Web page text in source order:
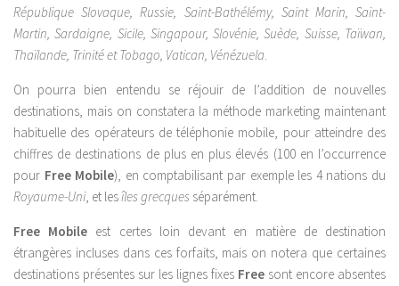
République Slovaque, Russie, Saint-Bathélémy, Saint Marin, Saint-
Martin, Sardaigne, Sicile, Singapour, Slovénie, Suède, Suisse, Taïwan,
Thaïlande, Trinité et Tobago, Vatican, Vénézuela.
On pourra bien entendu se réjouir de l’addition de nouvelles
destinations, mais on constatera la méthode marketing maintenant
habituelle des opérateurs de téléphonie mobile, pour atteindre des
chiffres de destinations de plus en plus élevés (100 en l’occurrence
pour Free Mobile), en comptabilisant par exemple les 4 nations du
Royaume-Uni, et lesîles grecques séparément.
Free Mobile est certes loin devant en matière de destination
étrangères incluses dans ces forfaits, mais on notera que certaines
destinations présentes sur les lignes fixes Free sont encore absentes